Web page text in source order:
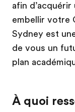
afin
embellir votre
Sydney est
de vous un
plan
À quoi